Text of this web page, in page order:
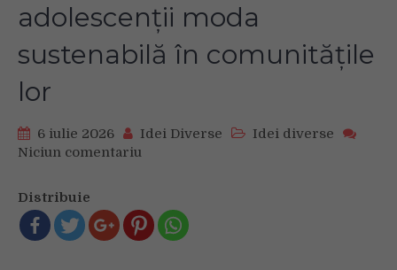
adolescenții moda
sustenabilă în comunitățile
lor
6 iulie 2026 Idei Diverse
Idei diverse
Niciun comentariu
ateliere
de
reparat
Distribuie